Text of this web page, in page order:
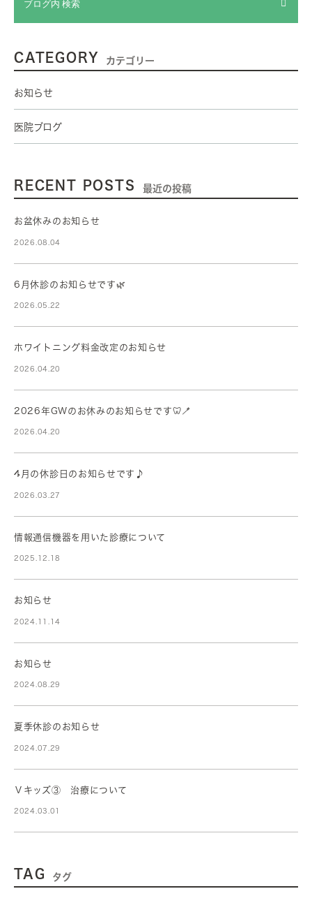
CATEGORY カテゴリー
お知らせ
医院ブログ
RECENT POSTS 最近の投稿
お盆休みのお知らせ
2026.08.04
6月休診のお知らせです🌿
2026.05.22
ホワイトニング料金改定のお知らせ
2026.04.20
2026年GWのお休みのお知らせです🦷🪥
2026.04.20
4月の休診日のお知らせです♪
2026.03.27
情報通信機器を用いた診療について
2025.12.18
お知らせ
2024.11.14
お知らせ
2024.08.29
夏季休診のお知らせ
2024.07.29
Ｖキッズ③ 治療について
2024.03.01
TAG タグ